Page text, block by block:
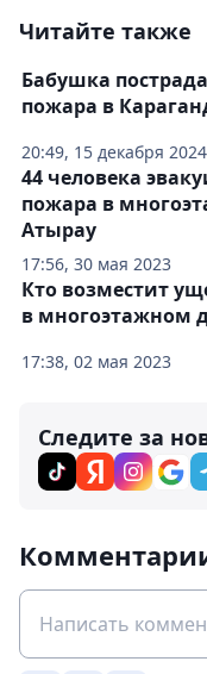
Читайте также
20:49, 15 декабря 2024
Бабушка
пожара в
17:56, 30 мая 2023
44 человека
пожара в
Атырау
17:38, 02 мая 2023
Кто возместит
в многоэтажном
Следите за